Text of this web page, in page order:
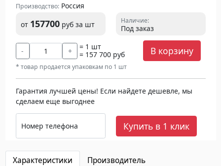
Производство:Россия
от 157700 руб за шт Наличие:
Под заказ
- +
= 1 шт
= 157 700 руб
В корзину
* товар продается упаковкам по 1 шт
Гарантия лучшей цены! Если найдете дешевле, мы
сделаем еще выгоднее
Номер телефона Купить в 1 клик
Характеристики
Производитель